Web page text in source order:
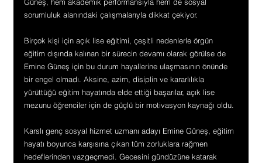
sorumluluk alanındaki çalışmalarıyla dikkat çekiyor.
Birçok kişi için açık lise eğitimi, çeşitli nedenlerle örgün
eğitim dışında kalınan bir sürecin devamı olarak görülse de
Emine Güneş için bu durum hayallerine ulaşmasının önünde
bir engel olmadı. Aksine, azim, disiplin ve kararlılıkla
yürüttüğü eğitim hayatında elde ettiği başarılar, açık lise
mezunu öğrenciler için de güçlü bir motivasyon kaynağı oldu.
Karslı genç sosyal hizmet uzmanı adayı Emine Güneş, eğitim
hayatı boyunca karşısına çıkan tüm zorluklara rağmen
hedeflerinden vazgeçmedi. Gecesini gündüzüne katarak